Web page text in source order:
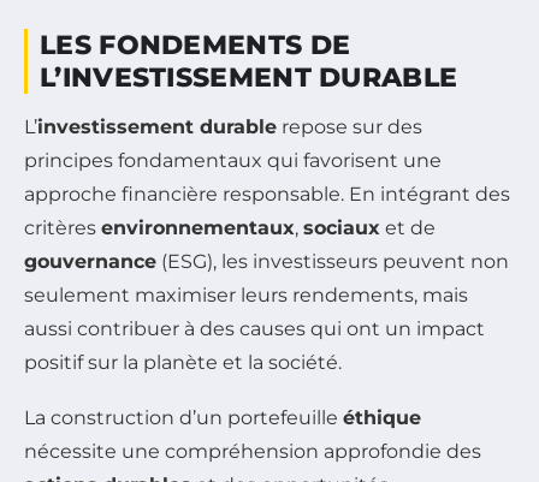
LES FONDEMENTS DE
L’INVESTISSEMENT DURABLE
L’investissement durable repose sur des
principes fondamentaux qui favorisent une
approche financière responsable. En intégrant des
critères environnementaux, sociaux et de
gouvernance (ESG), les investisseurs peuvent non
seulement maximiser leurs rendements, mais
aussi contribuer à des causes qui ont un impact
positif sur la planète et la société.
La construction d’un portefeuille éthique
nécessite une compréhension approfondie des